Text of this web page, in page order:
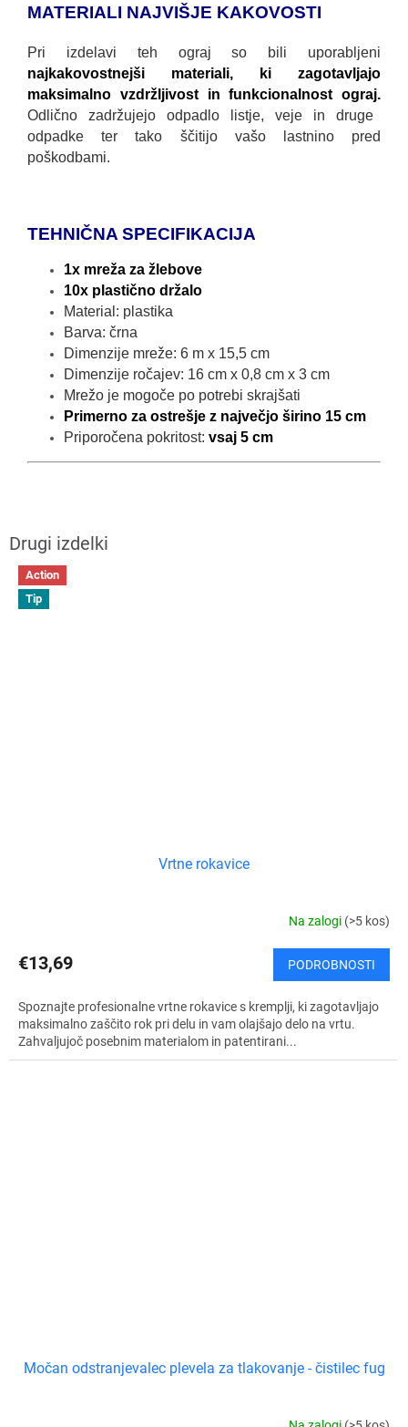
MATERIALI NAJVIŠJE KAKOVOSTI
Pri izdelavi teh ograj so bili uporabljeni
najkakovostnejši materiali, ki zagotavljajo
maksimalno vzdržljivost in funkcionalnost ograj.
Odlično zadržujejo odpadlo listje, veje in druge
odpadke ter tako ščitijo vašo lastnino pred
poškodbami.
TEHNIČNA SPECIFIKACIJA
1x mreža za žlebove
10x plastično držalo
Material: plastika
Barva: črna
Dimenzije mreže: 6 m x 15,5 cm
Dimenzije ročajev: 16 cm x 0,8 cm x 3 cm
Mrežo je mogoče po potrebi skrajšati
Primerno za ostrešje z največjo širino 15 cm
Priporočena pokritost: vsaj 5 cm
Action
Tip
Vrtne rokavice
Na zalogi (>5 kos)
€13,69 PODROBNOSTI
Spoznajte profesionalne vrtne rokavice s kremplji, ki zagotavljajo
maksimalno zaščito rok pri delu in vam olajšajo delo na vrtu.
Zahvaljujoč posebnim materialom in patentirani...
Močan odstranjevalec plevela za tlakovanje - čistilec fug